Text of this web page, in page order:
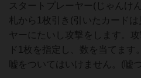
スタートプレーヤー(じゃんけ
札から1枚引き(引いたカード
ヤーにたいし攻撃をします。
ド1枚を指定し、数を当てます
嘘をついてはいけません。(嘘